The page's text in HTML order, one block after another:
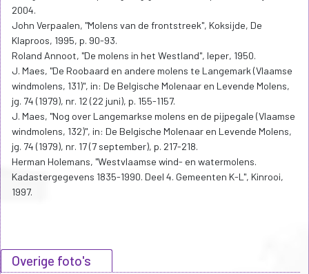
2004.
John Verpaalen, "Molens van de frontstreek", Koksijde, De
Klaproos, 1995, p. 90-93.
Roland Annoot, "De molens in het Westland", Ieper, 1950.
J. Maes, "De Roobaard en andere molens te Langemark (Vlaamse
windmolens, 131)", in: De Belgische Molenaar en Levende Molens,
jg. 74 (1979), nr. 12 (22 juni), p. 155-1157.
J. Maes, "Nog over Langemarkse molens en de pijpegale (Vlaamse
windmolens, 132)", in: De Belgische Molenaar en Levende Molens,
jg. 74 (1979), nr. 17 (7 september), p. 217-218.
Herman Holemans, "Westvlaamse wind- en watermolens.
Kadastergegevens 1835-1990. Deel 4. Gemeenten K-L", Kinrooi,
1997.
Overige foto's